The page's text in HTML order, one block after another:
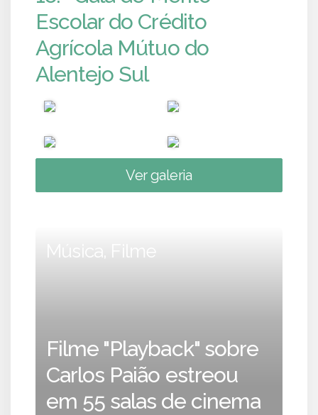
Escolar do Crédito
Agrícola Mútuo do
Alentejo Sul
Ver galeria
Música, Filme
Filme "Playback" sobre
Carlos Paião estreou
em 55 salas de cinema